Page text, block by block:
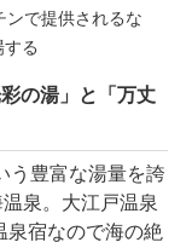
ンで提供されるな
る
の湯」と「万丈
豊富な湯量を誇
泉。大江戸温泉
泉宿なので海の絶